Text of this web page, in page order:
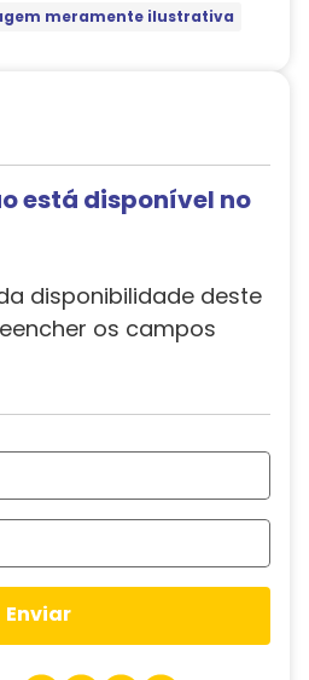
meramente ilustrativa
está disponível no
disponibilidade deste
os campos
Enviar